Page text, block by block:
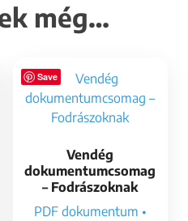
még…
Save
Vendég
dokumentumcsomag
– Fodrászoknak
PDF dokumentum •